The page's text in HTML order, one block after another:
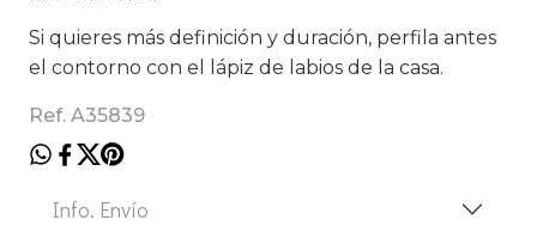
Si quieres más definición y duración, perfila antes
el contorno con el lápiz de labios de la casa.
Ref. A35839
Info. Envío